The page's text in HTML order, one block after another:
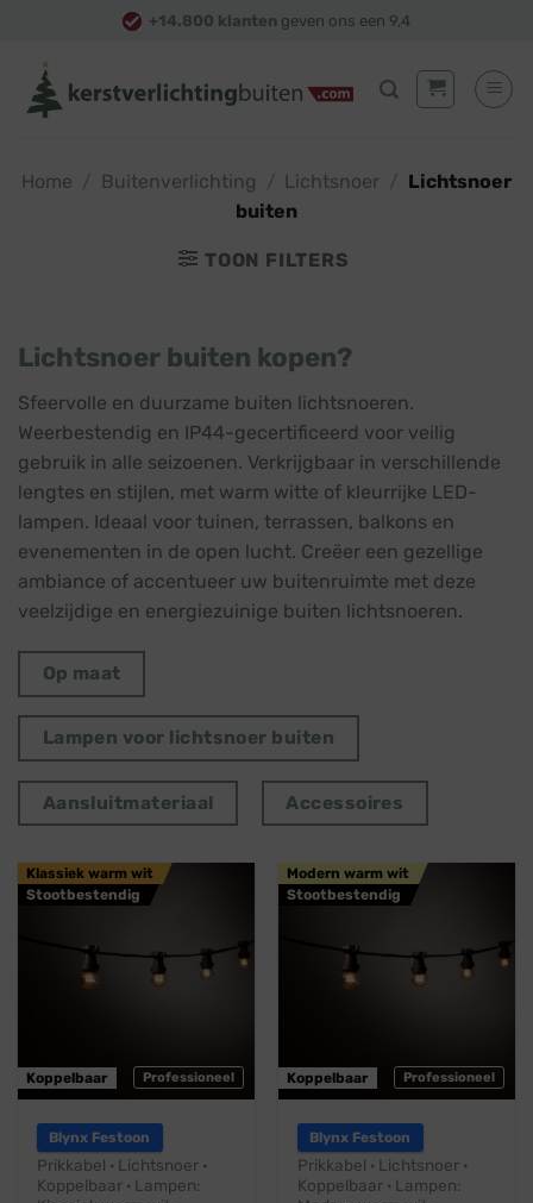
content
+14.800 klanten geven ons een 9,4
Home Buitenverlichting Lichtsnoer
Lichtsnoer
buiten
TOON FILTERS
Lichtsnoer buiten kopen?
Sfeervolle en duurzame buiten lichtsnoeren.
Weerbestendig en IP44-gecertificeerd voor veilig
gebruik in alle seizoenen. Verkrijgbaar in verschillende
lengtes en stijlen, met warm witte of kleurrijke LED-
lampen. Ideaal voor tuinen, terrassen, balkons en
evenementen in de open lucht. Creëer een gezellige
ambiance of accentueer uw buitenruimte met deze
veelzijdige en energiezuinige buiten lichtsnoeren.
Op maat
Lampen voor lichtsnoer buiten
Aansluitmateriaal Accessoires
Professioneel
Klassiek warm wit
Stootbestendig
Koppelbaar
Blynx Festoon
Prikkabel · Lichtsnoer ·
Koppelbaar · Lampen:
Professioneel
Modern warm wit
Stootbestendig
Koppelbaar
Blynx Festoon
Prikkabel · Lichtsnoer ·
Koppelbaar · Lampen: